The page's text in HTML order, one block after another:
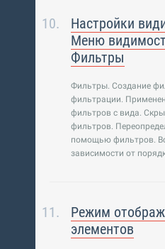
Настройки
Меню
Фильтры
Фильтры. Создание
фильтрации.
фильтров с вида.
фильтров.
помощью фильтров.
зависимости от
Режим
элементов